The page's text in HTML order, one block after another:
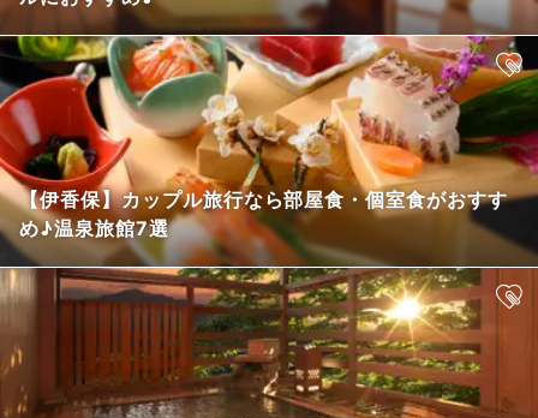
【伊香保】カップル旅行なら部屋食・個室食がおすす
め♪温泉旅館7選